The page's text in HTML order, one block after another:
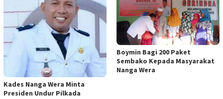
Kades Nanga Wera Minta
Presiden Undur Pilkada
Boymin Bagi 200 Paket
Sembako Kepada Masyarakat
Nanga Wera